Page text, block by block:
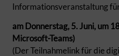
Informationsveranstaltung
am Donnerstag, 5. Juni, um
Microsoft-Teams)
(Der Teilnahmelink für die